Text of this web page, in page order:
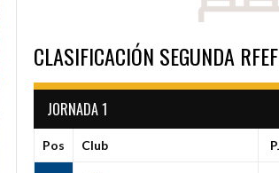
CLASIFICACIÓN SEGUNDA
JORNADA 1
Pos Club